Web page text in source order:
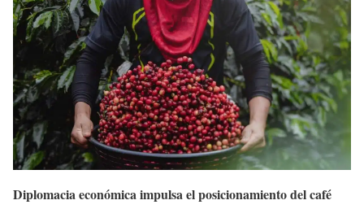
Diplomacia económica impulsa el posicionamiento del café